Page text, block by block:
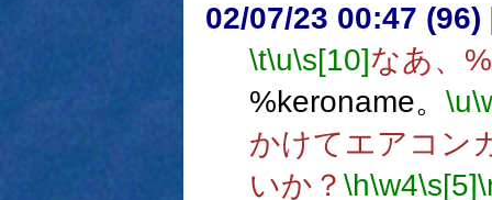
02/07/23 00:47 (96)
\t\u\s[10]なあ、
%keroname。 \u
かけてエアコン
いか？ \h\w4\s[5]